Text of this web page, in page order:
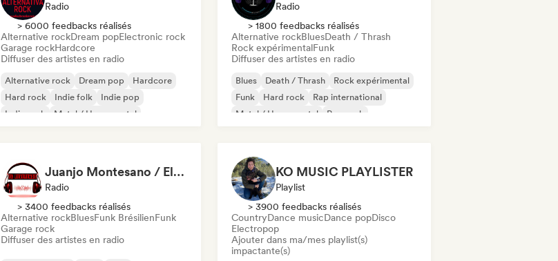
Radio
> 6000 feedbacks réalisés
Alternative rockDream popElectronic rock
Garage rockHardcore
Diffuser des artistes en radio
Alternative rock Dream pop
Hardcore
Hard rock
Indie folk
Indie pop
Indie rock
Metal / Heavy metal
Radio
> 1800 feedbacks réalisés
Alternative rockBluesDeath / Thrash
Rock expérimentalFunk
Diffuser des artistes en radio
Blues Death / Thrash
Rock expérimental
Funk
Hard rock
Rap international
Metal / Heavy metal
Pop rock
Juanjo Montesano / El Reverendo
Radio
> 3400 feedbacks réalisés
Alternative rockBluesFunk BrésilienFunk
Garage rock
Diffuser des artistes en radio
KO MUSIC PLAYLISTER
Playlist
> 3900 feedbacks réalisés
CountryDance musicDance popDisco
Electropop
Ajouter dans ma/mes playlist(s)
impactante(s)